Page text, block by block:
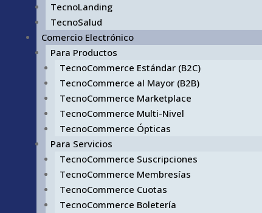
TecnoLanding
TecnoSalud
Comercio Electrónico
Para Productos
TecnoCommerce Estándar (B2C)
TecnoCommerce al Mayor (B2B)
TecnoCommerce Marketplace
TecnoCommerce Multi-Nivel
TecnoCommerce Ópticas
Para Servicios
TecnoCommerce Suscripciones
TecnoCommerce Membresías
TecnoCommerce Cuotas
TecnoCommerce Boletería